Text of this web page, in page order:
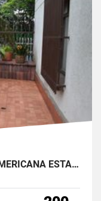
APARTAMENTO EN VENTA SURAMERICANA ESTADIO